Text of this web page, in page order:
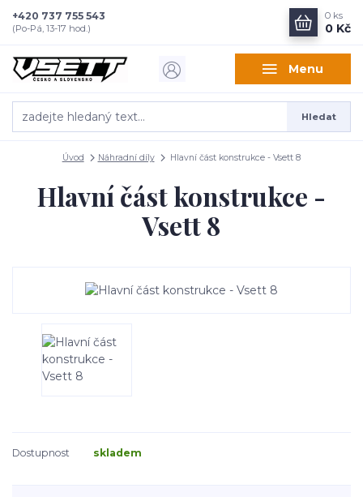
Menu
Hledat
+420 737 755 543
(Po-Pá, 13-17 hod.)
0 ks
0 Kč
Úvod Náhradní díly Hlavní část konstrukce - Vsett 8
Hlavní část konstrukce -
Vsett 8
Dostupnost skladem